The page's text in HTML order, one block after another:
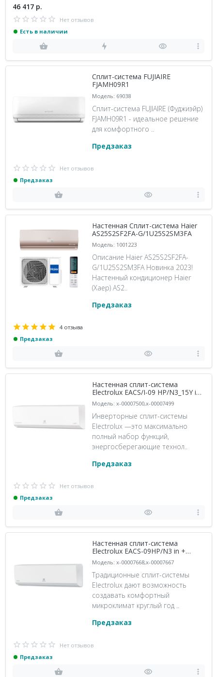
46 417 р.
Нет отзывов
Есть в наличии
Сплит-система FUJIAIRE
FJAMH09R1
Модель: 69038
Сплит-система FUJIAIRE (Фуджиэйр)
FJAMH09R1 - идеальное решение
для комфортного ..
Предзаказ
Нет отзывов
Предзаказ
Настенная Сплит-система Haier
AS25S2SF2FA-G/1U25S2SM3FA
Модель: 1001223
Описание Haier AS25S2SF2FA-
G/1U25S2SM3FA Новинка 2023!
Настенный кондиционер Haier
(Хаер) AS2..
Предзаказ
4 отзыва
Предзаказ
Настенная сплит-система
Electrolux EACS/I-09 HP/N3_15Y in
+ EACS/I-09 HP/N3_15Y out, белый
Модель: x-00007500,x-00007499
Инверторные сплит-системы
Electrolux —это максимально
полный набор функций,
энергосберегающие технол..
Предзаказ
Нет отзывов
Предзаказ
Настенная сплит-система
Electrolux EACS-09HP/N3 in +
EACS-09HP/N3 out
Модель: x-00007668,x-00007667
Традиционные сплит-системы
Electrolux дают возможность
создавать комфортный
микроклимат круглый год ..
Предзаказ
Нет отзывов
Предзаказ